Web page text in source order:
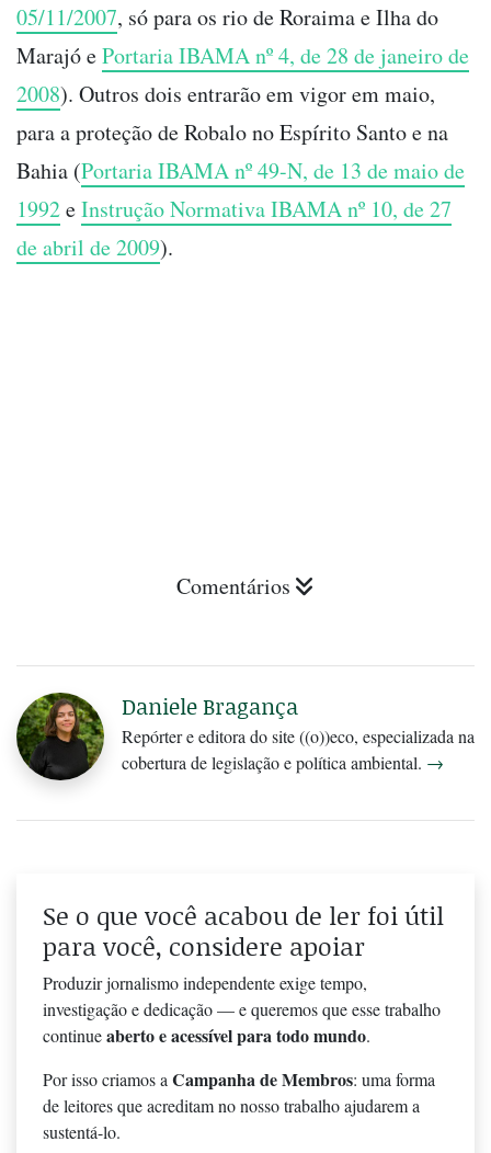
05/11/2007, só para os rio de Roraima e Ilha do
Marajó ePortaria IBAMA nº 4, de 28 de janeiro de
2008). Outros dois entrarão em vigor em maio,
para a proteção de Robalo no Espírito Santo e na
Bahia (Portaria IBAMA nº 49-N, de 13 de maio de
1992eInstrução Normativa IBAMA nº 10, de 27
de abril de 2009).
Comentários
Daniele Bragança
Repórter e editora do site ((o))eco, especializada na
cobertura de legislação e política ambiental. →
Se o que você acabou de ler foi útil
para você, considere apoiar
Produzir jornalismo independente exige tempo,
investigação e dedicação — e queremos que esse trabalho
continueaberto e acessível para todo mundo.
Por isso criamos a Campanha de Membros: uma forma
de leitores que acreditam no nosso trabalho ajudarem a
sustentá-lo.